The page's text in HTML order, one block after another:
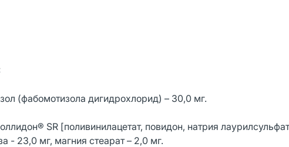
(фабомотизола дигидрохлорид) – 30,0 мг.
SR [поливинилацетат, повидон, натрия
- 23,0 мг, магния стеарат – 2,0 мг.